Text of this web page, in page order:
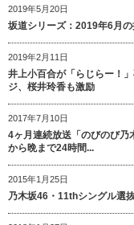
2019年5月20日
坂道シリーズ：2019年6月
2019年2月11日
井上小百合が「らじらー！
ジ、桜井玲香も激励
2017年7月10日
4ヶ月連続放送「のびのび
から晩まで24時間...
2015年1月25日
乃木坂46・11thシングル選